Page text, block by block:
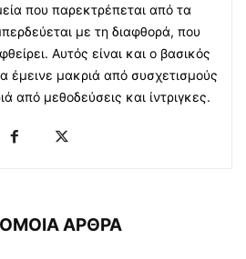
που παρεκτρέπεται από τα
με τη διαφθορά, που
Αυτός είναι και ο βασικός
έμεινε μακριά από συσχετισμούς
από μεθοδεύσεις και ίντριγκες.
ΑΡΘΡΑ